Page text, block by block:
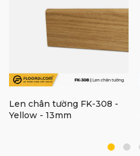
Len chân tường FK-308 -
Yellow - 13mm